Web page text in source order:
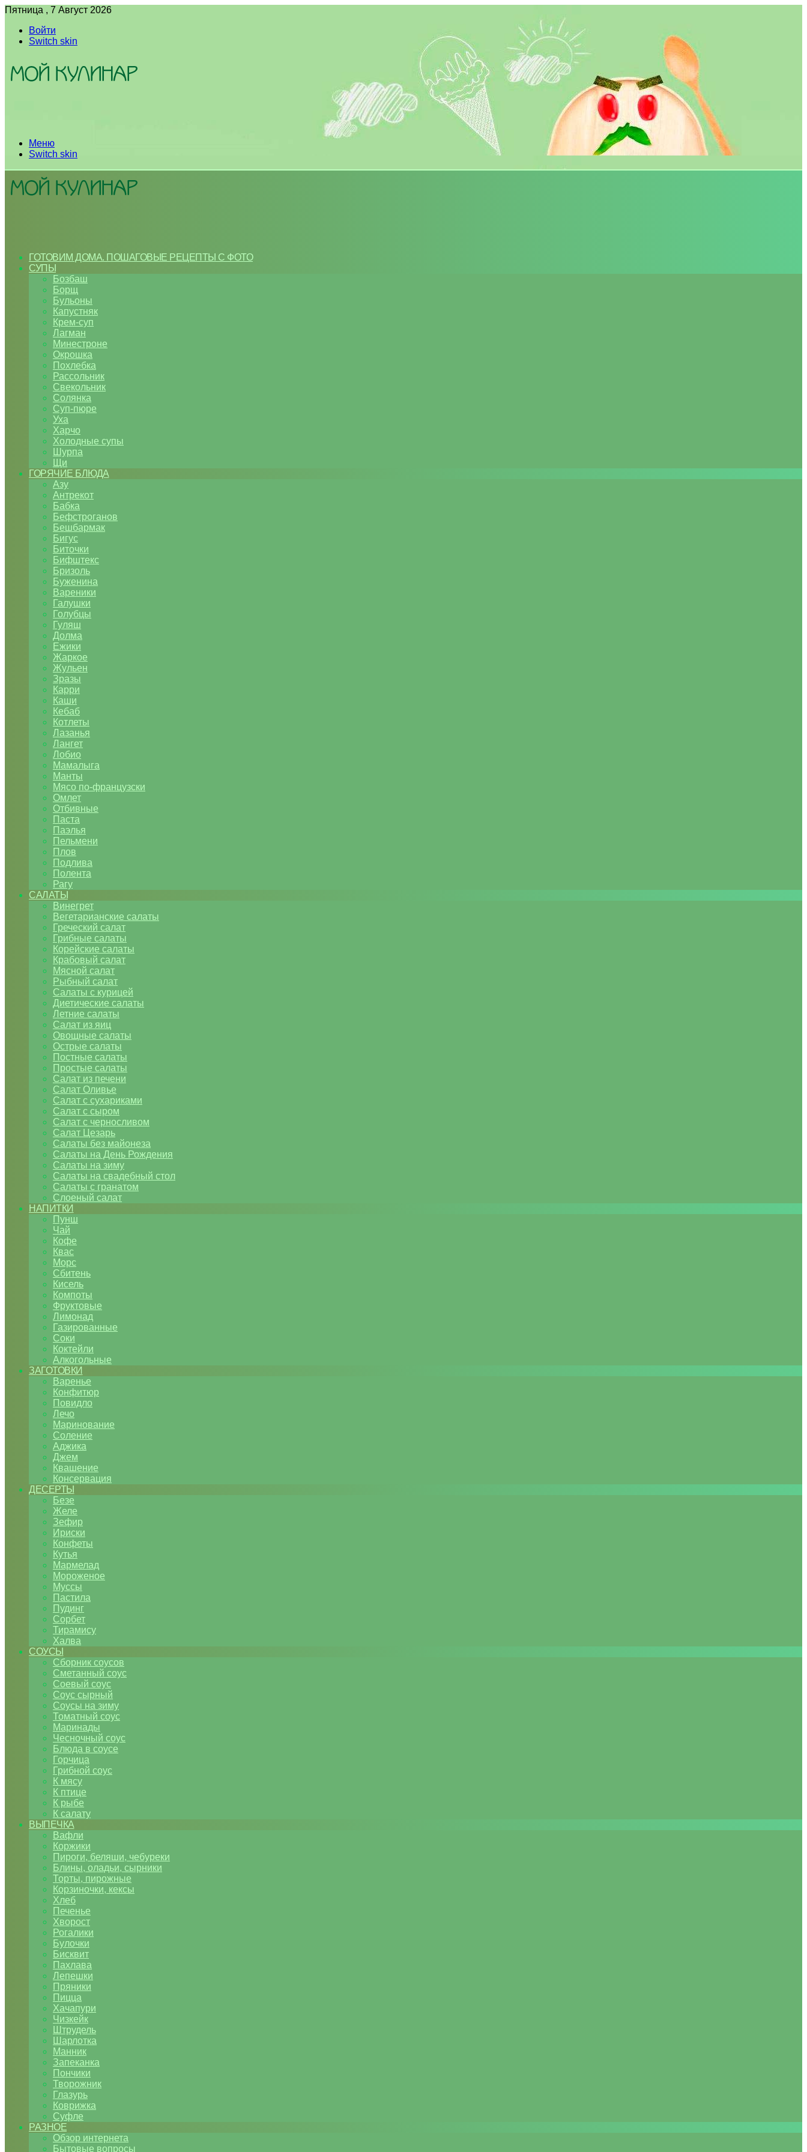
Пятница , 7 Август 2026
Войти
Switch skin
Меню
Switch skin
ГОТОВИМ ДОМА. ПОШАГОВЫЕ РЕЦЕПТЫ С ФОТО
СУПЫ
Бозбаш
Борщ
Бульоны
Капустняк
Крем-суп
Лагман
Минестроне
Окрошка
Похлебка
Рассольник
Свекольник
Солянка
Суп-пюре
Уха
Харчо
Холодные супы
Шурпа
Щи
ГОРЯЧИЕ БЛЮДА
Азу
Антрекот
Бабка
Бефстроганов
Бешбармак
Бигус
Биточки
Бифштекс
Бризоль
Буженина
Вареники
Галушки
Голубцы
Гуляш
Долма
Ежики
Жаркое
Жульен
Зразы
Карри
Каши
Кебаб
Котлеты
Лазанья
Лангет
Лобио
Мамалыга
Манты
Мясо по-французски
Омлет
Отбивные
Паста
Паэлья
Пельмени
Плов
Подлива
Полента
Рагу
САЛАТЫ
Винегрет
Вегетарианские салаты
Греческий салат
Грибные салаты
Корейские салаты
Крабовый салат
Мясной салат
Рыбный салат
Салаты с курицей
Диетические салаты
Летние салаты
Салат из яиц
Овощные салаты
Острые салаты
Постные салаты
Простые салаты
Салат из печени
Салат Оливье
Салат с сухариками
Салат с сыром
Салат с черносливом
Салат Цезарь
Салаты без майонеза
Салаты на День Рождения
Салаты на зиму
Салаты на свадебный стол
Салаты с гранатом
Слоеный салат
НАПИТКИ
Пунш
Чай
Кофе
Квас
Морс
Сбитень
Кисель
Компоты
Фруктовые
Лимонад
Газированные
Соки
Коктейли
Алкогольные
ЗАГОТОВКИ
Варенье
Конфитюр
Повидло
Лечо
Маринование
Соление
Аджика
Джем
Квашение
Консервация
ДЕСЕРТЫ
Безе
Желе
Зефир
Ириски
Конфеты
Кутья
Мармелад
Мороженое
Муссы
Пастила
Пудинг
Сорбет
Тирамису
Халва
СОУСЫ
Сборник соусов
Сметанный соус
Соевый соус
Соус сырный
Соусы на зиму
Томатный соус
Маринады
Чесночный соус
Блюда в соусе
Горчица
Грибной соус
К мясу
К птице
К рыбе
К салату
ВЫПЕЧКА
Вафли
Коржики
Пироги, беляши, чебуреки
Блины, оладьи, сырники
Торты, пирожные
Корзиночки, кексы
Хлеб
Печенье
Хворост
Рогалики
Булочки
Бисквит
Пахлава
Лепешки
Пряники
Пицца
Хачапури
Чизкейк
Штрудель
Шарлотка
Манник
Запеканка
Пончики
Творожник
Глазурь
Коврижка
Суфле
РАЗНОЕ
Обзор интернета
Бытовые вопросы